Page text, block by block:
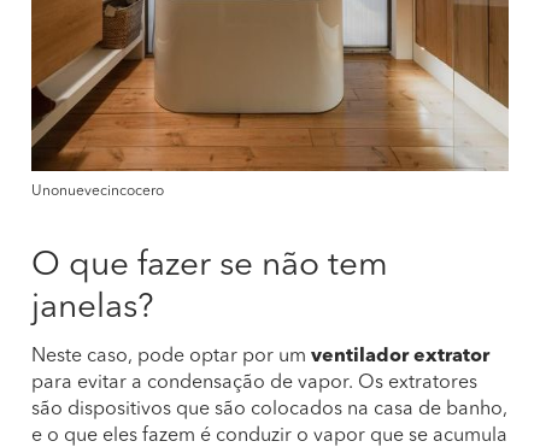
Unonuevecincocero
O que fazer se não tem
janelas?
Neste caso, pode optar por um ventilador extrator
para evitar a condensação de vapor. Os extratores
são dispositivos que são colocados na casa de banho,
e o que eles fazem é conduzir o vapor que se acumula